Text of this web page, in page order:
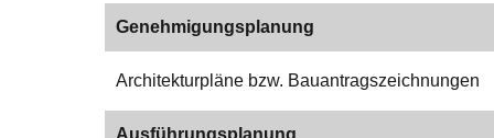
Genehmigungsplanung
Architekturpläne bzw. Bauantragszeichnungen
Ausführungsplanung